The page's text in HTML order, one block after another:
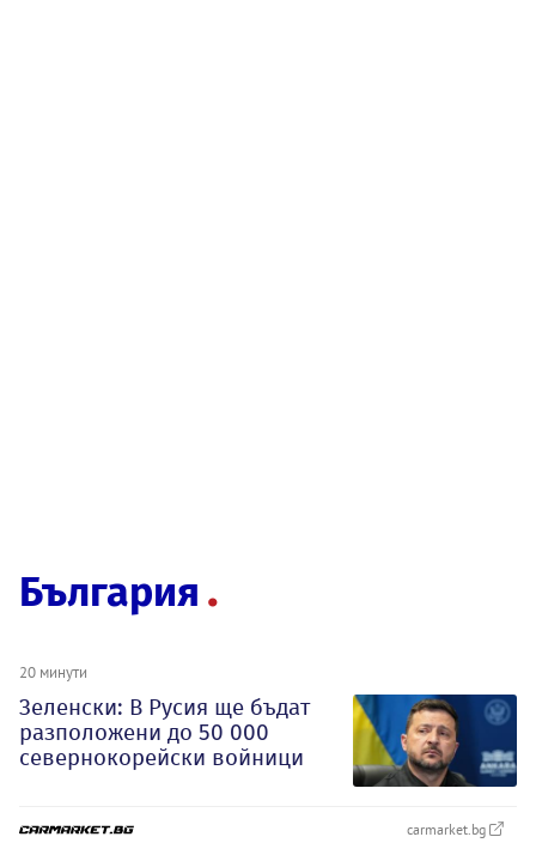
България
20 минути
Зеленски: В Русия ще бъдат
разположени до 50 000
севернокорейски войници
carmarket.bg